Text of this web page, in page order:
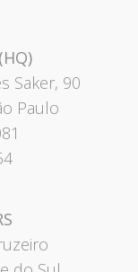
Saker, 90
Paulo